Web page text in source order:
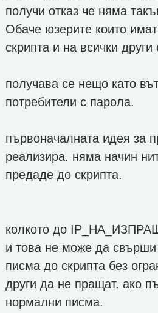
получи отказ че няма
Обаче юзерите които
скрипта и на всички
получава се нещо като
потребители с парола.
първоначалната идея за
реализира. няма начин
предаде до скрипта.
колкото дo
и това не може да
писма до скрипта без
други да не пращат. ако
нормални писма.